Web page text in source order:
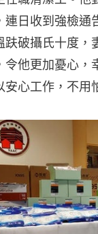
日收到強檢通
破攝氏十度，
他更加憂心，
心工作，不用